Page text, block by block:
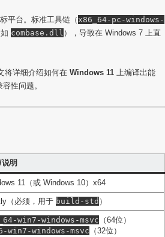
平台。标准工具链（x86_64-pc-windows-
combase.dll ），导致在 Windows 7 上直
将详细介绍如何在 Windows 11 上编译出能
性问题。
明
11（或 Windows 10）x64
（必须，用于 build-std ）
win7-windows-msvc （64位）
win7-windows-msvc （32位）